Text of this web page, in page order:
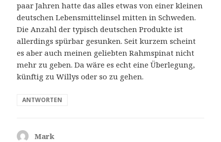
paar Jahren hatte das alles etwas von einer kleinen
deutschen Lebensmittelinsel mitten in Schweden.
Die Anzahl der typisch deutschen Produkte ist
allerdings spürbar gesunken. Seit kurzem scheint
es aber auch meinen geliebten Rahmspinat nicht
mehr zu geben. Da wäre es echt eine Überlegung,
künftig zu Willys oder so zu gehen.
ANTWORTEN
Mark